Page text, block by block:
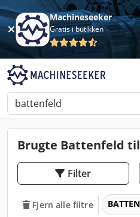
Machineseeker
Gratis i butikken
Brugte Battenfeld
Filter
Fjern alle filtre